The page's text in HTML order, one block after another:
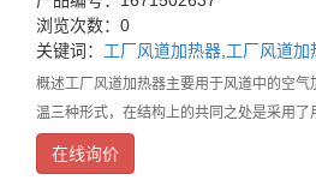
浏览次数：0
关键词： 工厂风道加热器 工厂风道加
概述工厂风道加热器主要用于风道中的空
温三种形式，在结构上的共同之处是采用
停止时电热管的振动，在接线盒中都装有超
装在风道上，而中温型、高温型由于结构上
在线询价